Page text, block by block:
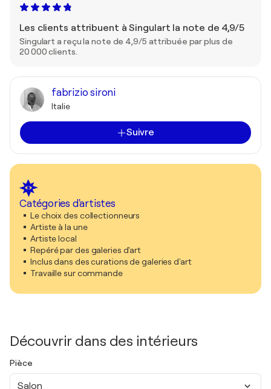
Les clients attribuent à Singulart la note de 4,9/5
Singulart a reçu la note de 4,9/5 attribuée par plus de
20 000 clients.
fabrizio sironi
Italie
Suivre
Catégories d'artistes
Le choix des collectionneurs
Artiste à la une
Artiste local
Repéré par des galeries d'art
Inclus dans des curations de galeries d'art
Travaille sur commande
Découvrir dans des intérieurs
Pièce
Salon